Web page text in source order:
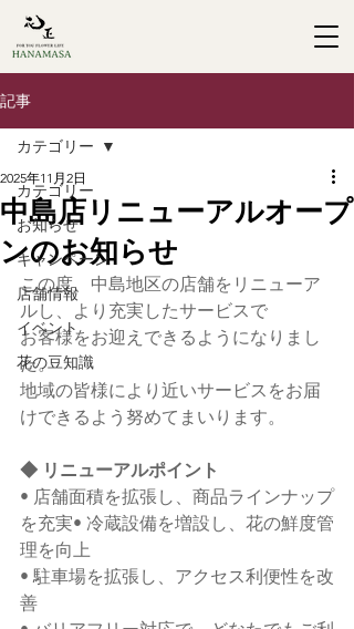
記事
カテゴリー
お知らせ
キャンペーン
店舗情報
イベント
花の豆知識
カテゴリー
中島店リニューアルオープ
ンのお知らせ
2025年11月2日
この度、中島地区の店舗をリニューア
ルし、より充実したサービスで
お客様をお迎えできるようになりまし
た。
地域の皆様により近いサービスをお届
けできるよう努めてまいります。
◆ リニューアルポイント
• 店舗面積を拡張し、商品ラインナップ
を充実• 冷蔵設備を増設し、花の鮮度管
理を向上
• 駐車場を拡張し、アクセス利便性を改
善